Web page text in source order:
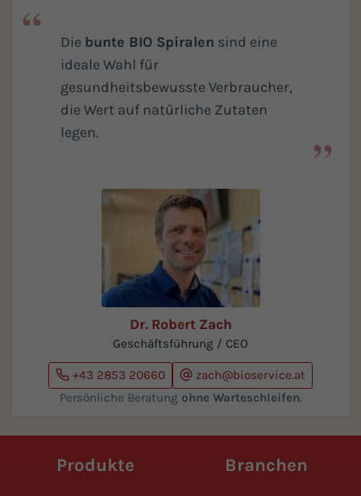
Die bunte BIO Spiralen sind eine
ideale Wahl für
gesundheitsbewusste Verbraucher,
die Wert auf natürliche Zutaten
legen.
Dr. Robert Zach
Geschäftsführung / CEO
+43 2853 20660
zach@bioservice.at
Persönliche Beratung ohne Warteschleifen.
Produkte Branchen